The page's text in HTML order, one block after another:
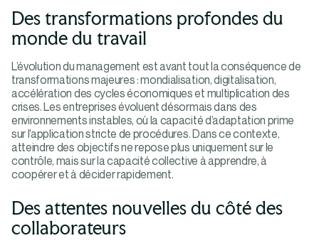
Des transformations profondes du
monde du travail
L’évolution du management est avant tout la conséquence de
transformations majeures : mondialisation, digitalisation,
accélération des cycles économiques et multiplication des
crises. Les entreprises évoluent désormais dans des
environnements instables, où la capacité d’adaptation prime
sur l’application stricte de procédures. Dans ce contexte,
atteindre des objectifs ne repose plus uniquement sur le
contrôle, mais sur la capacité collective à apprendre, à
coopérer et à décider rapidement.
Des attentes nouvelles du côté des
collaborateurs